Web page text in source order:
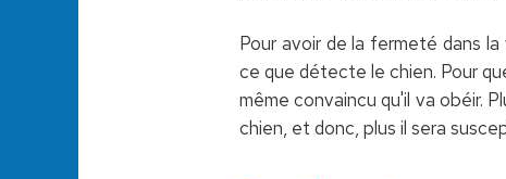
Pour avoir de la fermeté dans
ce que détecte le chien. Pour
même convaincu qu'il va obéir.
chien, et donc, plus il sera